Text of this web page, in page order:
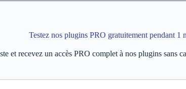
Testez nos plugins PRO gratuitement pendant 1
et recevez un accès PRO complet à nos plugins sans